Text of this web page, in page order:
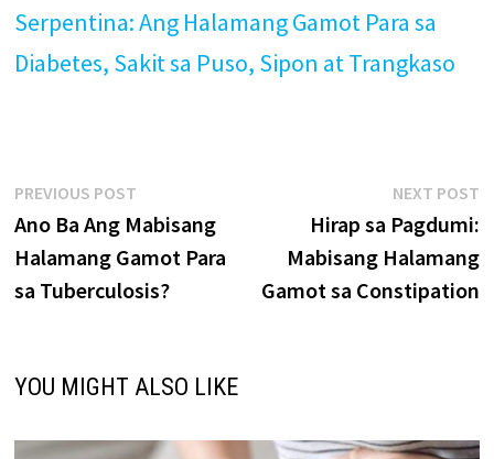
Serpentina: Ang Halamang Gamot Para sa
Diabetes, Sakit sa Puso, Sipon at Trangkaso
Post
navigation
PREVIOUS POSTPrevious
post:
Ano Ba Ang Mabisang
Halamang Gamot Para
sa Tuberculosis?
NEXT POST
Hirap sa Pagdumi:
Mabisang Halamang
Gamot sa Constipation
YOU MIGHT ALSO LIKE